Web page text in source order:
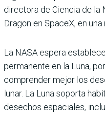
directora de Ciencia de la
Dragon en SpaceX, en
La NASA espera
permanente en la Luna,
comprender mejor los
lunar. La Luna soporta
desechos espaciales,